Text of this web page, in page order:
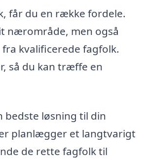
får du en række fordele.
nærområde, men også
kvalificerede fagfolk.
så du kan træffe en
bedste løsning til din
planlægger et langtvarigt
de rette fagfolk til